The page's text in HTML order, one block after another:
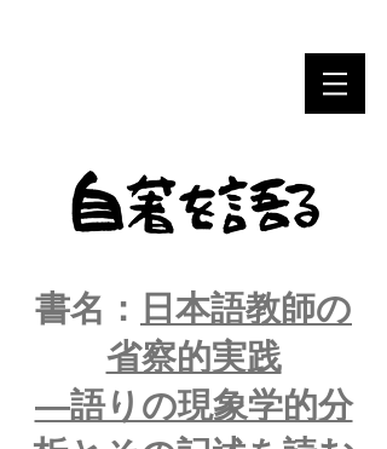
書名： 日本語教師の
省察的実践
―語りの現象学的分